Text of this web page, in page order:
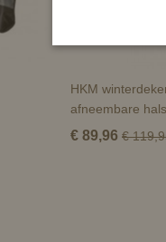
HKM
afneembare
€ 89,96 €